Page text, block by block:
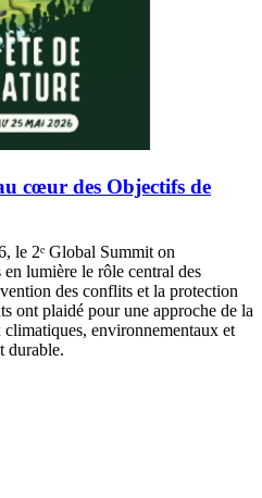
cœur des Objectifs de
le 2ᵉ Global Summit on
lumière le rôle central des
des conflits et la protection
ont plaidé pour une approche de la
environnementaux et
durable.